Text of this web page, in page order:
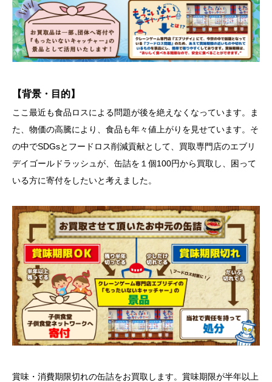
【背景・目的】
ここ最近も食品ロスによる問題が後を絶えなくなっています。ま
た、物価の高騰により、食品も年々値上がりを見せています。そ
の中でSDGsとフードロス削減貢献として、買取専門店のエブリ
デイゴールドラッシュが、缶詰を１個100円から買取し、困って
いる方に寄付をしたいと考えました。
賞味・消費期限切れの缶詰をお買取します。賞味期限が半年以上